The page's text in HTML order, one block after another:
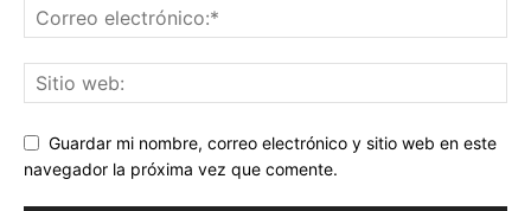
Guardar mi nombre, correo electrónico y sitio web en este
navegador la próxima vez que comente.